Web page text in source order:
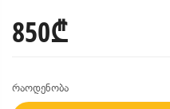
850₾
რაოდენობა